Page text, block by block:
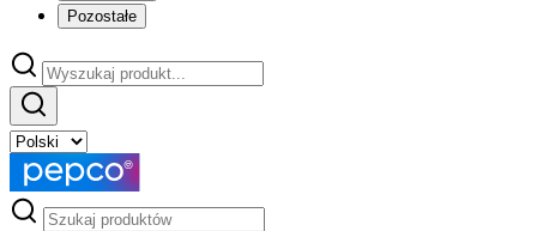
Pozostałe